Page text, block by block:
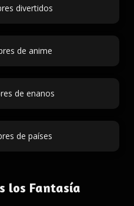
divertidos
de anime
de enanos
de países
los Fantasía